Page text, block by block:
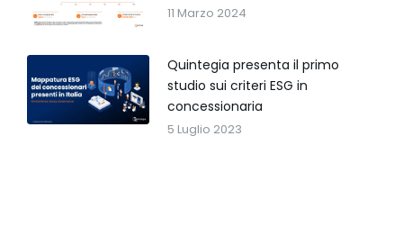
11 Marzo 2024
Quintegia presenta il primo
studio sui criteri ESG in
concessionaria
5 Luglio 2023